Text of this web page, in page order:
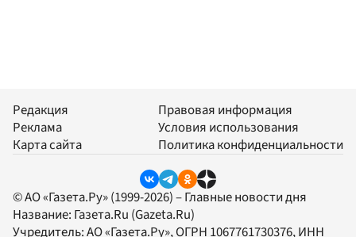
Редакция
Реклама
Карта сайта
Правовая информация
Условия использования
Политика конфиденциальности
© АО «Газета.Ру» (1999-2026) – Главные новости дня
Название: Газета.Ru (Gazeta.Ru)
Учредитель:АО «Газета.Ру», ОГРН 1067761730376, ИНН